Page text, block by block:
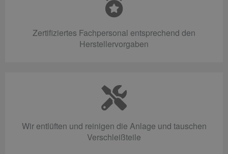
Zertifiziertes Fachpersonal entsprechend den
Herstellervorgaben
Wir entlüften und reinigen die Anlage und tauschen
Verschleißteile